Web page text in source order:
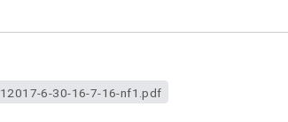
12017-6-30-16-7-16-nf1.pdf